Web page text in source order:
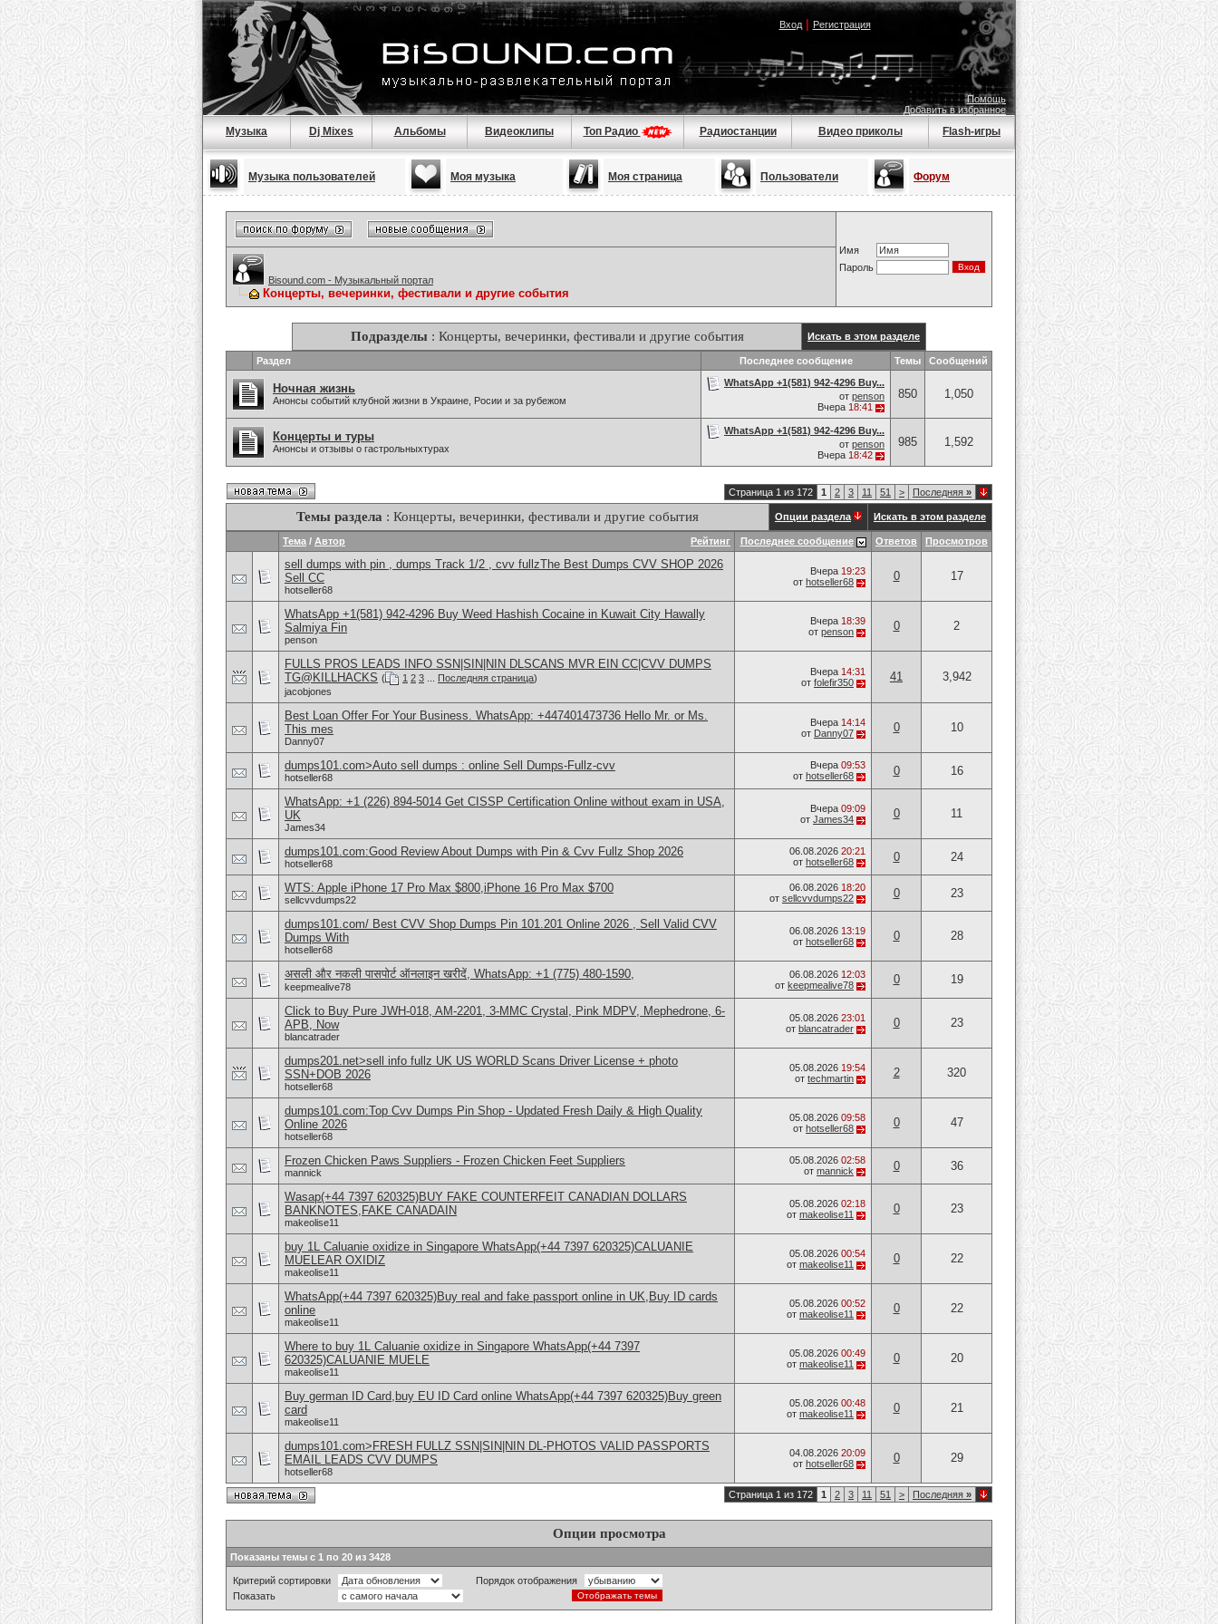
Вход| Регистрация
Помощь
Добавить в избранное
Музыка Dj Mixes Альбомы Видеоклипы Топ Радио Радиостанции Видео приколы Flash-игры
Музыка пользователей Моя музыка Моя страница Пользователи Форум
Имя
Пароль
Bisound.com - Музыкальный портал
Концерты, вечеринки, фестивали и другие события
Подразделы: Концерты, вечеринки, фестивали и другие события Искать в этом разделе
Раздел Последнее сообщение Темы Сообщений
Ночная жизнь
Анонсы событий клубной жизни в Украине, Росии и за рубежом
WhatsApp +1(581) 942-4296 Buy...
от penson
Вчера 18:41
850 1,050
Концерты и туры
Анонсы и отзывы о гастрольныхтурах
WhatsApp +1(581) 942-4296 Buy...
от penson
Вчера 18:42
985 1,592
Страница 1 из 172 1 2 3 11 51 > Последняя »
Темы раздела : Концерты, вечеринки, фестивали и другие события Опции раздела Искать в этом разделе
Рейтинг
Тема / Автор Последнее сообщение Ответов Просмотров
sell dumps with pin , dumps Track 1/2 , cvv fullzThe Best Dumps CVV SHOP 2026
Sell CC
hotseller68
Вчера 19:23
от hotseller68 0 17
WhatsApp +1(581) 942-4296 Buy Weed Hashish Cocaine in Kuwait City Hawally
Salmiya Fin
penson
Вчера 18:39
от penson 0 2
FULLS PROS LEADS INFO SSN|SIN|NIN DLSCANS MVR EIN CC|CVV DUMPS
TG@KILLHACKS ( 1 2 3 Последняя страница)
jacobjones
Вчера 14:31
от folefir350 41 3,942
Best Loan Offer For Your Business. WhatsApp: +447401473736 Hello Mr. or Ms.
This mes
Danny07
Вчера 14:14
от Danny07 0 10
dumps101.com>Auto sell dumps : online Sell Dumps-Fullz-cvv
hotseller68
Вчера 09:53
от hotseller68 0 16
WhatsApp: +1 (226) 894-5014​ Get CISSP Certification Online without exam in USA,
UK
James34
Вчера 09:09
от James34 0 11
dumps101.com:Good Review About Dumps with Pin & Cvv Fullz Shop 2026
hotseller68
06.08.2026 20:21
от hotseller68 0 24
WTS: Apple iPhone 17 Pro Max $800,iPhone 16 Pro Max $700
sellcvvdumps22
06.08.2026 18:20
от sellcvvdumps22 0 23
dumps101.com/ Best CVV Shop Dumps Pin 101.201 Online 2026 , Sell Valid CVV
Dumps With
hotseller68
06.08.2026 13:19
от hotseller68 0 28
असली और नकली पासपोर्ट ऑनलाइन खरीदें, WhatsApp: +1 (775) 480-1590,
keepmealive78
06.08.2026 12:03
от keepmealive78 0 19
Click to Buy Pure JWH-018, AM-2201, 3-MMC Crystal, Pink MDPV, Mephedrone, 6-
APB, Now
blancatrader
05.08.2026 23:01
от blancatrader 0 23
dumps201.net>sell info fullz UK US WORLD Scans Driver License + photo
SSN+DOB 2026
hotseller68
05.08.2026 19:54
от techmartin 2 320
dumps101.com:Top Cvv Dumps Pin Shop - Updated Fresh Daily & High Quality
Online 2026
hotseller68
05.08.2026 09:58
от hotseller68 0 47
Frozen Chicken Paws Suppliers - Frozen Chicken Feet Suppliers
mannick
05.08.2026 02:58
от mannick 0 36
Wasap(+44 7397 620325)BUY FAKE COUNTERFEIT CANADIAN DOLLARS
BANKNOTES,FAKE CANADAIN
makeolise11
05.08.2026 02:18
от makeolise11 0 23
buy 1L Caluanie oxidize in Singapore WhatsApp(+44 7397 620325)CALUANIE
MUELEAR OXIDIZ
makeolise11
05.08.2026 00:54
от makeolise11 0 22
WhatsApp(+44 7397 620325)Buy real and fake passport online in UK,Buy ID cards
online
makeolise11
05.08.2026 00:52
от makeolise11 0 22
Where to buy 1L Caluanie oxidize in Singapore WhatsApp(+44 7397
620325)CALUANIE MUELE
makeolise11
05.08.2026 00:49
от makeolise11 0 20
Buy german ID Card,buy EU ID Card online WhatsApp(+44 7397 620325)Buy green
card
makeolise11
05.08.2026 00:48
от makeolise11 0 21
dumps101.com>FRESH FULLZ SSN|SIN|NIN DL-PHOTOS VALID PASSPORTS
EMAIL LEADS CVV DUMPS
hotseller68
04.08.2026 20:09
от hotseller68 0 29
Страница 1 из 172 1 2 3 11 51 > Последняя »
Опции просмотра
Показаны темы с 1 по 20 из 3428
Критерий сортировки
Порядок отображения
Показать